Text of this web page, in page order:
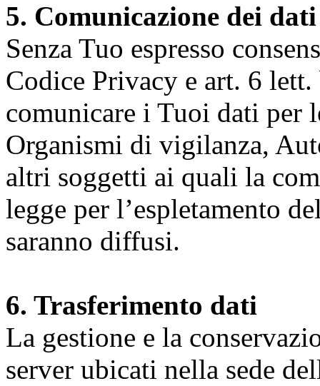
5. Comunicazione dei dati
Senza Tuo espresso
Codice Privacy e art. 6
comunicare i Tuoi dati per
Organismi di vigilanza,
altri soggetti ai quali la
legge per l’espletamento
saranno diffusi.
6. Trasferimento dati
La gestione e la
server ubicati nella sede